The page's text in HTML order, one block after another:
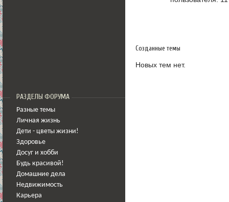
РАЗДЕЛЫ ФОРУМА
Разные темы
Личная жизнь
Дети - цветы жизни!
Здоровье
Досуг и хобби
Будь красивой!
Домашние дела
Недвижимость
Карьера
Созданные темы
Новых тем нет.